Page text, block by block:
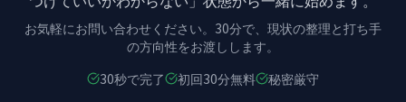
お気軽にお問い合わせください。 30分で、現状の整理と打ち手
の方向性をお渡しします。
30秒で完了
初回30分無料 秘密厳守